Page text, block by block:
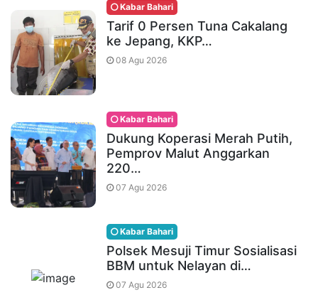
Kabar Bahari
Tarif 0 Persen Tuna Cakalang
ke Jepang, KKP…
08 Agu 2026
Kabar Bahari
Dukung Koperasi Merah Putih,
Pemprov Malut Anggarkan
220…
07 Agu 2026
Kabar Bahari
Polsek Mesuji Timur Sosialisasi
BBM untuk Nelayan di…
07 Agu 2026